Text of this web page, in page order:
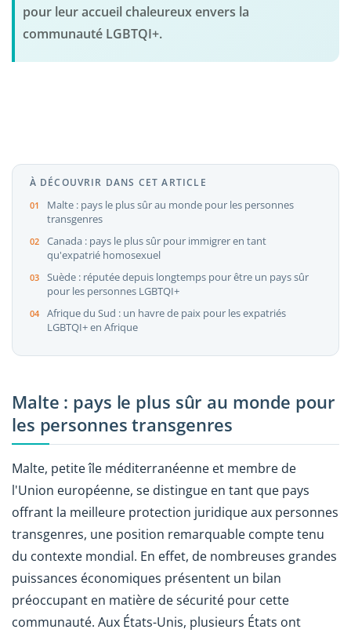
pour leur accueil chaleureux envers la
communauté LGBTQI+.
À DÉCOUVRIR DANS CET ARTICLE
Malte : pays le plus sûr au monde pour les personnes
transgenres
Canada : pays le plus sûr pour immigrer en tant
qu'expatrié homosexuel
Suède : réputée depuis longtemps pour être un pays sûr
pour les personnes LGBTQI+
Afrique du Sud : un havre de paix pour les expatriés
LGBTQI+ en Afrique
Malte : pays le plus sûr au monde pour
les personnes transgenres
Malte, petite île méditerranéenne et membre de
l'Union européenne, se distingue en tant que pays
offrant la meilleure protection juridique aux personnes
transgenres, une position remarquable compte tenu
du contexte mondial. En effet, de nombreuses grandes
puissances économiques présentent un bilan
préoccupant en matière de sécurité pour cette
communauté. Aux États-Unis, plusieurs États ont